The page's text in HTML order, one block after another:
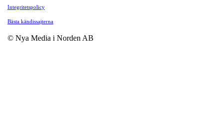
Integritetspolicy
Bästa kändissajterna
© Nya Media i Norden AB